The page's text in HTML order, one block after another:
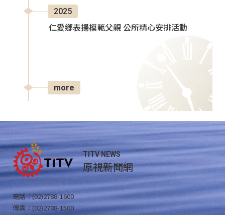
2025
仁愛鄉表揚模範父親 公所精心安排活動
more
TITV NEWS
原視新聞網
電話：(02)2788-1600
傳真：(02)2788-1500